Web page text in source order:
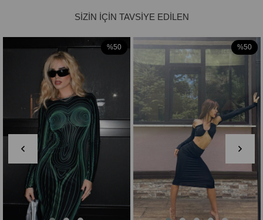
%50 %50